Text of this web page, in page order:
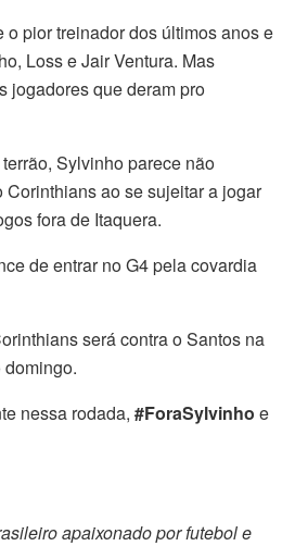
o pior treinador dos últimos anos e
Loss e Jair Ventura. Mas
jogadores que deram pro
Sylvinho parece não
Corinthians ao se sujeitar a jogar
fora de Itaquera.
de entrar no G4 pela covardia
será contra o Santos na
nessa rodada, #ForaSylvinho e
apaixonado por futebol e